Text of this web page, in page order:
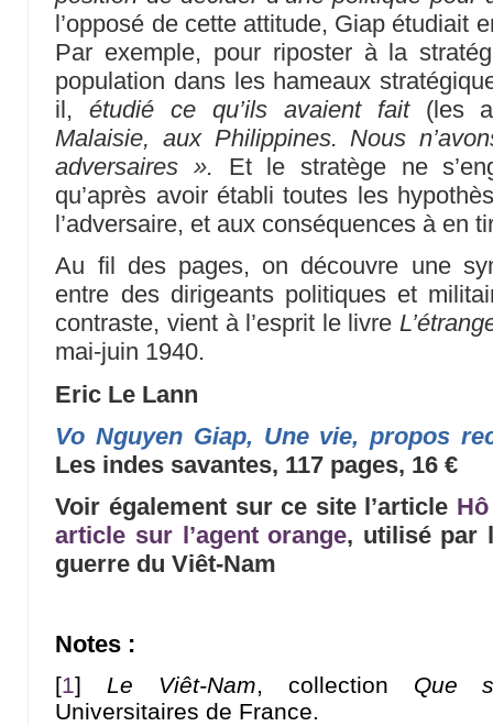
l’opposé de cette attitude, Giap étudiait
Par exemple, pour riposter à la
population dans les hameaux
il,étudié ce qu’ils avaient fait(les
Malaisie, aux Philippines. Nous
adversaires ». Et le stratège ne
qu’après avoir établi toutes les
l’adversaire, et aux conséquences à en
Au fil des pages, on découvre une
entre des dirigeants politiques et
contraste, vient à l’esprit le livre
mai-juin 1940.
Eric Le Lann
Vo Nguyen Giap, Une vie, propos
Les indes savantes, 117 pages, 16 €
Voir également sur ce site l’article
article sur l’agent orange, utilisé par
guerre du Viêt-Nam
Notes :
[1] Le Viêt-Nam, collection Que
Universitaires de France.